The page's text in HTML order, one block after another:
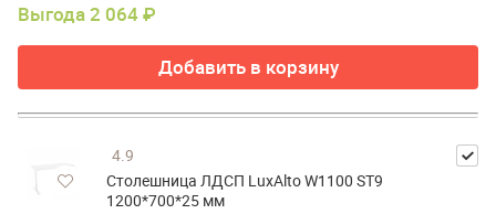
Выгода 2 064 ₽
Добавить в корзину
4.9
Столешница ЛДСП LuxAlto W1100 ST9
1200*700*25 мм